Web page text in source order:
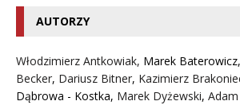
AUTORZY
Włodzimierz Antkowiak, Marek Baterowicz,
Becker, Dariusz Bitner, Kazimierz
Dąbrowa - Kostka, Marek Dyżewski,